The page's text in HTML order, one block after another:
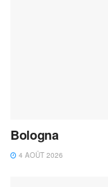
Bologna
4 AOÛT 2026